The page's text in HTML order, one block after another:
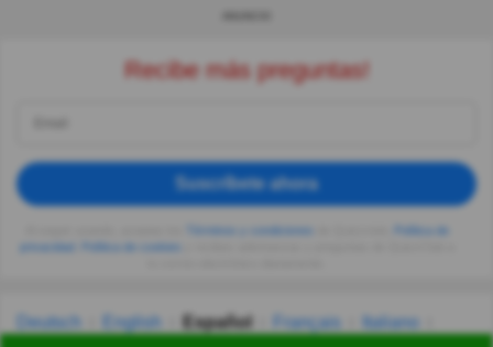
Recibe más preguntas!
Suscríbete ahora
Deutsch English Español Français
Italiano